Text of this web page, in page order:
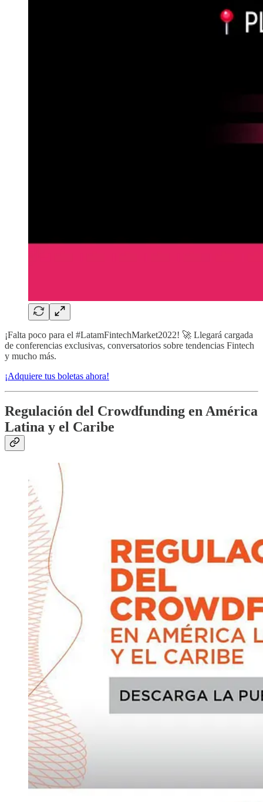
¡Falta poco para el #LatamFintechMarket2022! 🚀 Llegará cargada
de conferencias exclusivas, conversatorios sobre tendencias Fintech
y mucho más.
¡Adquiere tus boletas ahora!
Regulación del Crowdfunding en América
Latina y el Caribe